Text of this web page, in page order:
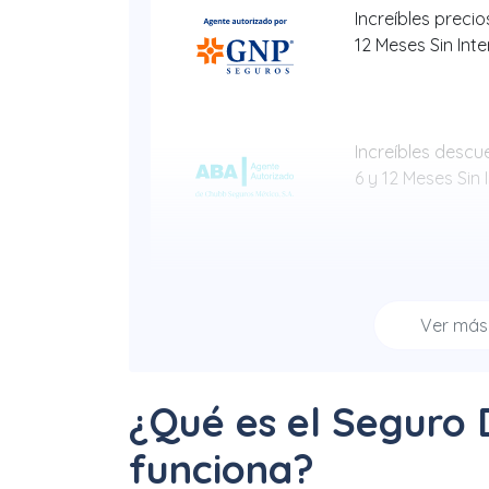
Increíbles
12 Meses Sin
Increíbles
6 y 12 Meses Sin
Increíbles
12 Meses Sin
Ver
¿Qué es el Seguro
funciona?